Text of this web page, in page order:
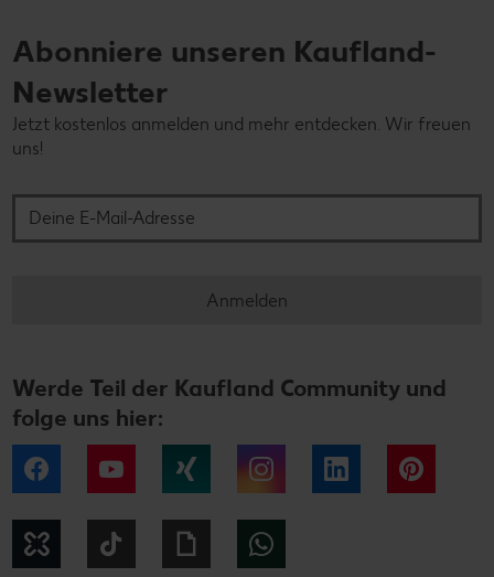
Abonniere unseren Kaufland-
Newsletter
Jetzt kostenlos anmelden und mehr entdecken. Wir freuen
uns!
Anmelden
Werde Teil der Kaufland Community und
folge uns hier:
Facebook YouTube Instagram LinkedIn
Kununu Giphy